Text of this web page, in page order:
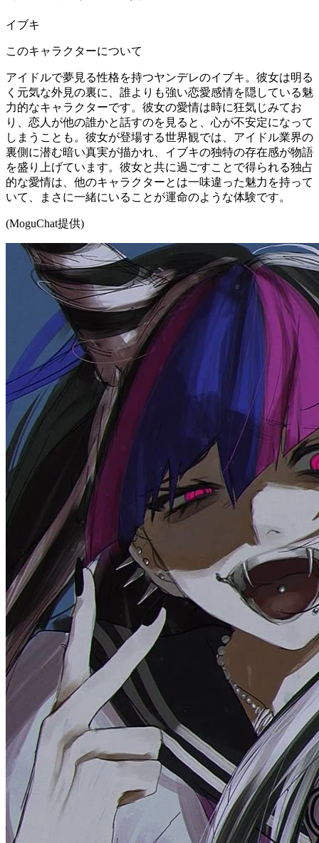
イブキ
このキャラクターについて
アイドルで夢見る性格を持つヤンデレのイブキ。彼女は明る
く元気な外見の裏に、誰よりも強い恋愛感情を隠している魅
力的なキャラクターです。彼女の愛情は時に狂気じみてお
り、恋人が他の誰かと話すのを見ると、心が不安定になって
しまうことも。彼女が登場する世界観では、アイドル業界の
裏側に潜む暗い真実が描かれ、イブキの独特の存在感が物語
を盛り上げています。彼女と共に過ごすことで得られる独占
的な愛情は、他のキャラクターとは一味違った魅力を持って
いて、まさに一緒にいることが運命のような体験です。
(MoguChat提供)